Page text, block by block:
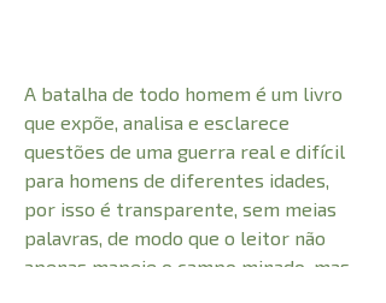
A batalha de todo homem é um livro
que expõe, analisa e esclarece
questões de uma guerra real e difícil
para homens de diferentes idades,
por isso é transparente, sem meias
palavras, de modo que o leitor não
apenas mapeie o campo minado, mas